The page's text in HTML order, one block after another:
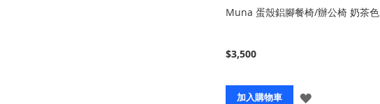
Muna 蛋殼鋁腳餐椅/辦公椅 奶茶色
$3,500
加入購物車
登